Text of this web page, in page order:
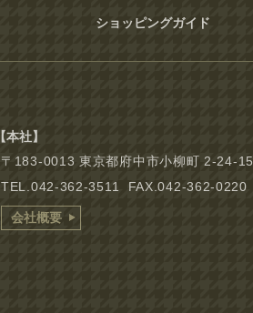
ショッピングガイド
【本社】
〒183-0013 東京都府中市小柳町 2-24-15
TEL.042-362-3511 FAX.042-362-0220
会社概要